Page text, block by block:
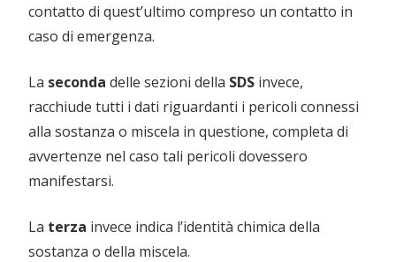
contatto di quest’ultimo compreso un contatto in
caso di emergenza.
La seconda delle sezioni della SDS invece,
racchiude tutti i dati riguardanti i pericoli connessi
alla sostanza o miscela in questione, completa di
avvertenze nel caso tali pericoli dovessero
manifestarsi.
La terza invece indica l’identità chimica della
sostanza o della miscela.